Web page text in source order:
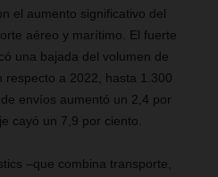
el aumento significativo del
aéreo y marítimo. El fuerte
una bajada del volumen de
a 2022, hasta 1.300
envíos aumentó un 2,4 por
cayó un 7,9 por ciento.
–que combina transporte,